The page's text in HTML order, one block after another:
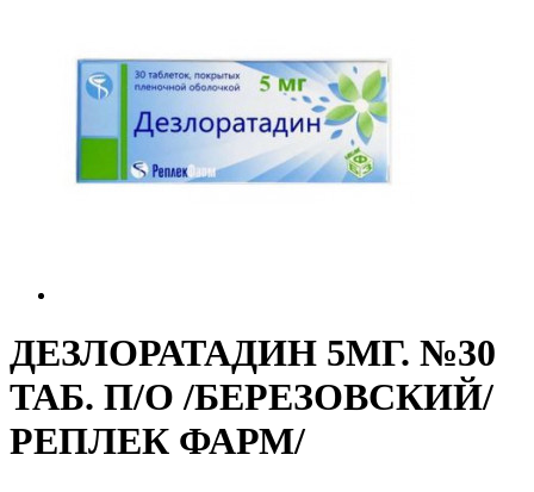
ДЕЗЛОРАТАДИН 5МГ. №30
ТАБ. П/О /БЕРЕЗОВСКИЙ/
РЕПЛЕК ФАРМ/